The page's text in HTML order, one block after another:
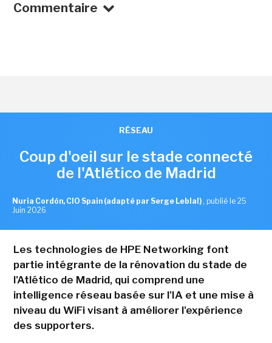
Commentaire
RÉSEAU
Coup d'oeil sur le stade connecté
de l'Atlético de Madrid
Nuria Cordón, CIO Spain (adapté par Serge Leblal) , publié le 25
Juin 2026
Les technologies de HPE Networking font
partie intégrante de la rénovation du stade de
l'Atlético de Madrid, qui comprend une
intelligence réseau basée sur l'IA et une mise à
niveau du WiFi visant à améliorer l'expérience
des supporters.